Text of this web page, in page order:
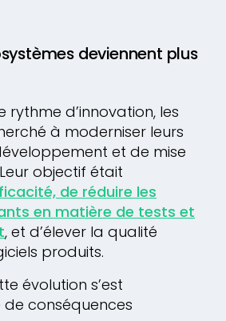
deviennent plus
rythme d’innovation, les
à moderniser leurs
et de mise
objectif était
de réduire les
en matière de tests et
, et d’élever la qualité
produits.
évolution s’est
conséquences